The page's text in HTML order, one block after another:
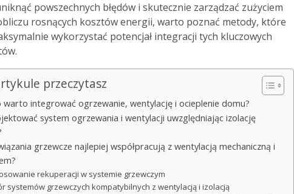
powszechnych błędów i skutecznie zarządzać zużyciem
rosnących kosztów energii, warto poznać metody, które
wykorzystać potencjał integracji tych kluczowych
przeczytasz
warto integrować ogrzewanie, wentylację i ocieplenie domu?
system ogrzewania i wentylacji uwzględniając izolację
grzewcze najlepiej współpracują z wentylacją mechaniczną i
rekuperacji w systemie grzewczym
systemów grzewczych kompatybilnych z wentylacją i izolacją